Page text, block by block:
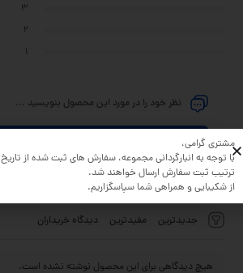
جدیدترین مفیدترین دیدگاه خریداران
هیچ دیدگاهی برای این محصول نوشته نشده است.
3
2
1
نظر خود را در مورد این محصول بنویسید ...
مشتری گرامی،
با توجه به انبارگردانی مجموعه، سفارش های ثبت شده از تاریخ 17 مرداد، از
ترتیب ثبت سفارش ارسال خواهند شد.
از شکیبایی و همراهی شما سپاسگزاریم.